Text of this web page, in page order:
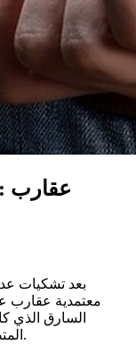
عقارب
بعد تشكيات
معتمدية عقارب
السارق الذي
المتضررين وهو في الان نفسه رئيس فرقة بالامن.